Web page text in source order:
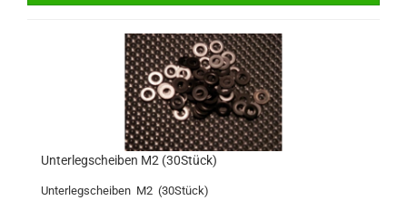
Unterlegscheiben M2 (30Stück)
Unterlegscheiben M2 (30Stück)